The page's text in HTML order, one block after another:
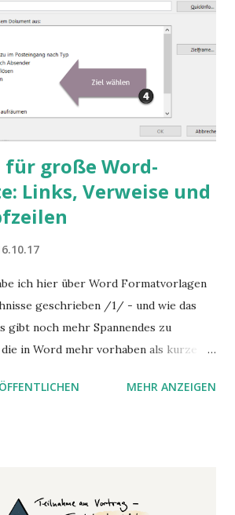
für große Word-
Links, Verweise und
ich hier über Word Formatvorlagen
geschrieben /1/ - und wie das
gibt noch mehr Spannendes zu
in Word mehr vorhaben als kurze
benutzerfreundlich gestalten, wenn
MEHR ANZEIGEN